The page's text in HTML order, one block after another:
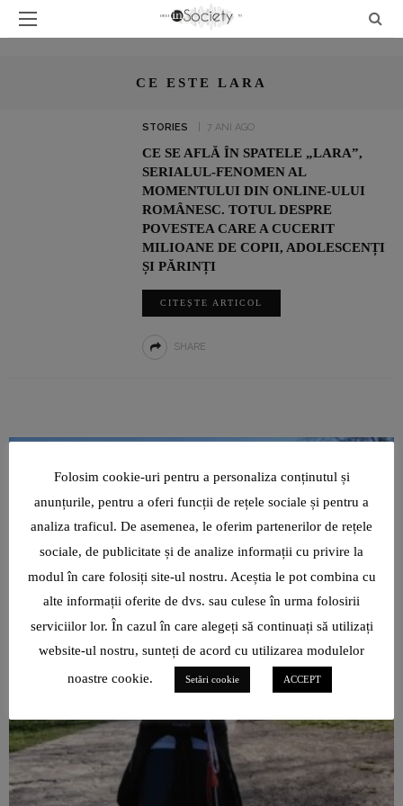
CE ESTE LARA
STORIES 7 ANI AGO
CE SE AFLĂ ÎN SPATELE „LARA”,
SERIALUL-FENOMEN AL
MOMENTULUI DIN ONLINE-ULUI
ROMÂNESC. TOTUL DESPRE
POVESTEA CARE A CUCERIT
MILIOANE DE COPII, ADOLESCENȚI
ȘI PĂRINȚI
CITEȘTE ARTICOL
SHARE
Folosim cookie-uri pentru a personaliza conținutul și
anunțurile, pentru a oferi funcții de rețele sociale și pentru a
analiza traficul. De asemenea, le oferim partenerilor de rețele
sociale, de publicitate și de analize informații cu privire la
modul în care folosiți site-ul nostru. Aceștia le pot combina cu
alte informații oferite de dvs. sau culese în urma folosirii
serviciilor lor. În cazul în care alegeți să continuați să utilizați
website-ul nostru, sunteți de acord cu utilizarea modulelor
noastre cookie.
Setări cookie ACCEPT